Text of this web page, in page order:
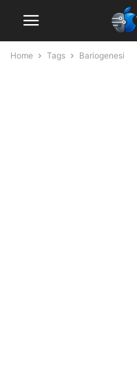
Home Tags Bariogenesi